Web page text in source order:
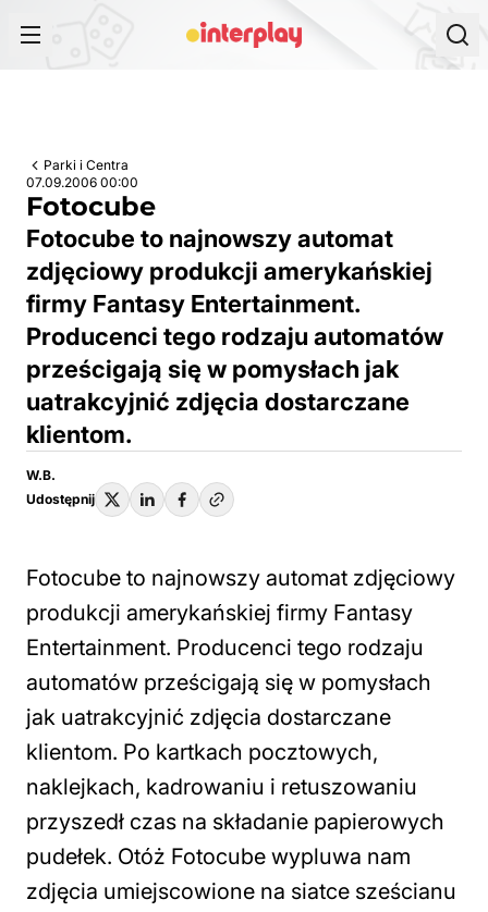
Parki i Centra
07.09.2006 00:00
Fotocube
Fotocube to najnowszy automat
zdjęciowy produkcji amerykańskiej
firmy Fantasy Entertainment.
Producenci tego rodzaju automatów
prześcigają się w pomysłach jak
uatrakcyjnić zdjęcia dostarczane
klientom.
W.B.
Udostępnij
Fotocube to najnowszy automat zdjęciowy
produkcji amerykańskiej firmy Fantasy
Entertainment. Producenci tego rodzaju
automatów prześcigają się w pomysłach
jak uatrakcyjnić zdjęcia dostarczane
klientom. Po kartkach pocztowych,
naklejkach, kadrowaniu i retuszowaniu
przyszedł czas na składanie papierowych
pudełek. Otóż Fotocube wypluwa nam
zdjęcia umiejscowione na siatce sześcianu